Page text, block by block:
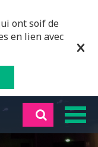
ont soif de
en lien avec